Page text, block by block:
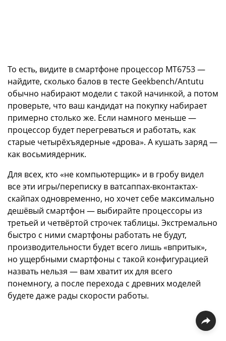
То есть, видите в смартфоне процессор MT6753 —
найдите, сколько балов в тесте Geekbench/Antutu
обычно набирают модели с такой начинкой, а потом
проверьте, что ваш кандидат на покупку набирает
примерно столько же. Если намного меньше —
процессор будет перегреваться и работать, как
старые четырёхъядерные «дрова». А кушать заряд —
как восьмиядерник.
Для всех, кто «не компьютерщик» и в гробу видел
все эти игры/переписку в ватсаппах-вконтактах-
скайпах одновременно, но хочет себе максимально
дешёвый смартфон — выбирайте процессоры из
третьей и четвёртой строчек таблицы. Экстремально
быстро с ними смартфоны работать не будут,
производительности будет всего лишь «впритык»,
но ущербными смартфоны с такой конфигурацией
назвать нельзя — вам хватит их для всего
понемногу, а после перехода с древних моделей
будете даже рады скорости работы.